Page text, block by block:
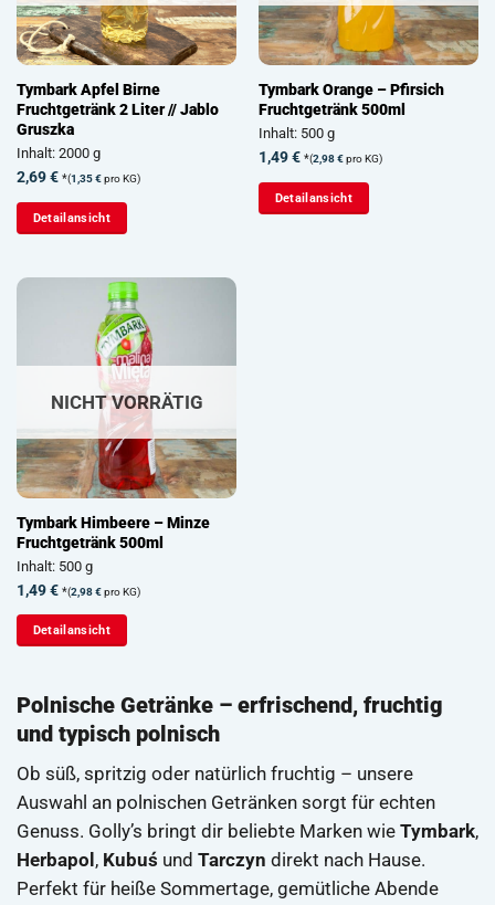
Tymbark Apfel Birne
Fruchtgetränk 2 Liter // Jablo
Gruszka
Inhalt: 2000 g
2,69€ *(1,35€pro KG)
Detailansicht
Tymbark Orange – Pfirsich
Fruchtgetränk 500ml
Inhalt: 500 g
1,49€ *(2,98€pro KG)
Detailansicht
NICHT VORRÄTIG
Tymbark Himbeere – Minze
Fruchtgetränk 500ml
Inhalt: 500 g
1,49€ *(2,98€pro KG)
Detailansicht
Polnische Getränke – erfrischend, fruchtig
und typisch polnisch
Ob süß, spritzig oder natürlich fruchtig – unsere
Auswahl an polnischen Getränken sorgt für echten
Genuss. Golly’s bringt dir beliebte Marken wie Tymbark,
Herbapol , Kubuś und Tarczyn direkt nach Hause.
Perfekt für heiße Sommertage, gemütliche Abende